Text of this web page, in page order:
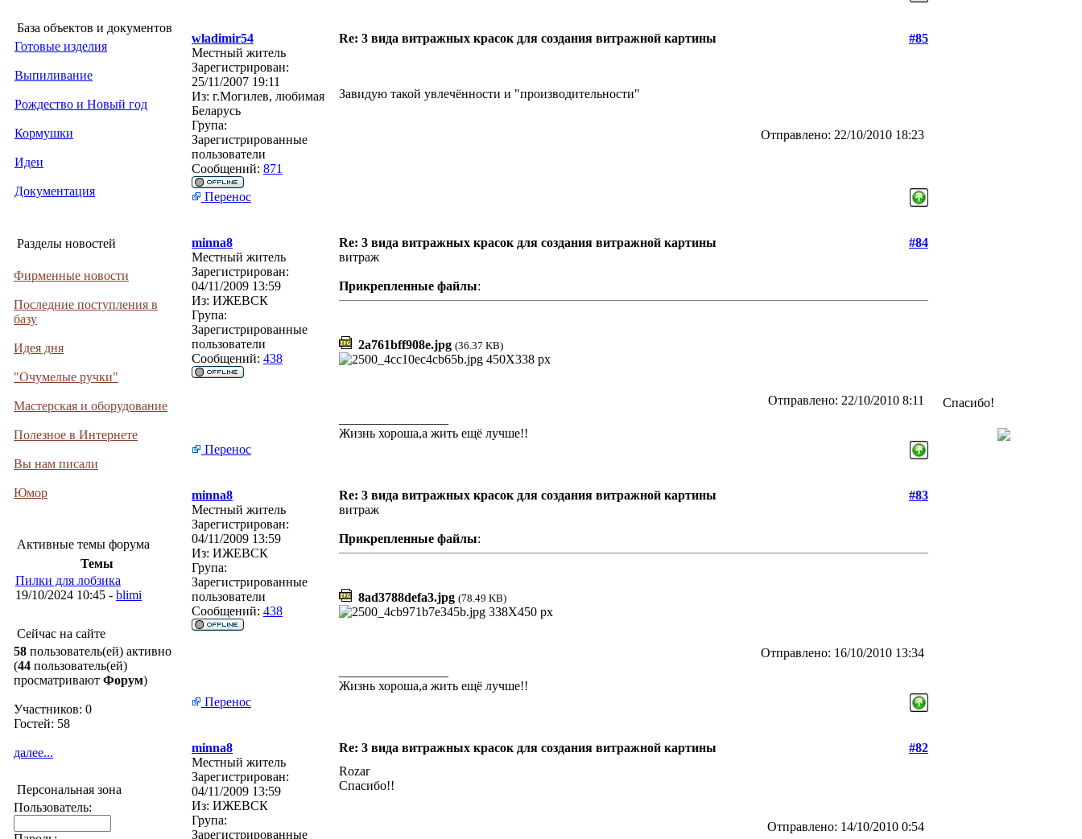
База объектов и документов
Готовые изделия
Выпиливание
Рождество и Новый год
Кормушки
Идеи
Документация
Разделы новостей
Фирменные новости
Последние поступления в
базу
Идея дня
"Очумелые ручки"
Мастерская и оборудование
Полезное в Интернете
Вы нам писали
Юмор
Активные темы форума
Темы
Пилки для лобзика
19/10/2024 10:45 - blimi
Сейчас на сайте
58 пользователь(ей) активно
(44 пользователь(ей)
просматривают Форум)
Участников: 0
Гостей: 58
далее...
Персональная зона
Пользователь:
wladimir54 Re: 3 вида витражных красок для создания витражной картины
#85
Местный житель
Зарегистрирован:
25/11/2007 19:11
Из: г.Могилев, любимая
Беларусь
Група:
Зарегистрированные
пользователи
Сообщений: 871
Завидую такой увлечённости и "производительности"
Отправлено: 22/10/2010 18:23
Перенос
minna8 Re: 3 вида витражных красок для создания витражной картины
#84
Местный житель
Зарегистрирован:
04/11/2009 13:59
Из: ИЖЕВСК
Група:
Зарегистрированные
пользователи
Сообщений: 438
витраж
Прикрепленные файлы:
2a761bff908e.jpg (36.37 KB)
Отправлено: 22/10/2010 8:11
Жизнь хороша,а жить ещё лучше!!
Перенос
minna8 Re: 3 вида витражных красок для создания витражной картины
#83
Местный житель
Зарегистрирован:
04/11/2009 13:59
Из: ИЖЕВСК
Група:
Зарегистрированные
пользователи
Сообщений: 438
витраж
Прикрепленные файлы:
8ad3788defa3.jpg (78.49 KB)
Отправлено: 16/10/2010 13:34
Жизнь хороша,а жить ещё лучше!!
Перенос
minna8 Re: 3 вида витражных красок для создания витражной картины
#82
Местный житель
Зарегистрирован:
04/11/2009 13:59
Из: ИЖЕВСК
Група:
Зарегистрированные
Rozar
Спасибо!!
Отправлено: 14/10/2010 0:54
Спасибо!